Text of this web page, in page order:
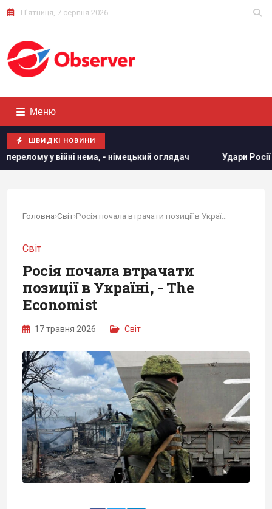
П'ятниця, 7 серпня 2026
Меню
ШВИДКІ НОВИНИ
- німецький оглядач Удари Росії по кораблях у
Головна›Світ› Росія почала втрачати позиції в Україні, - The...
Світ
Росія почала втрачати
позиції в Україні, - The
Economist
17 травня 2026 Світ